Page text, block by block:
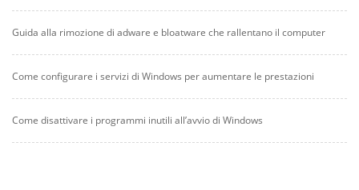
Guida alla rimozione di adware e bloatware che rallentano il computer
Come configurare i servizi di Windows per aumentare le prestazioni
Come disattivare i programmi inutili all’avvio di Windows